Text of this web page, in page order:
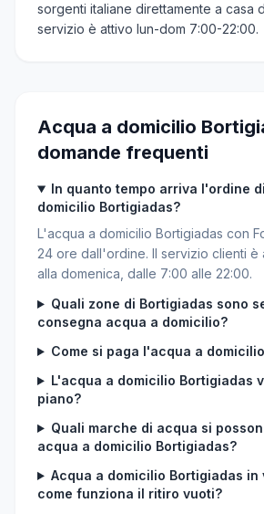
sorgenti italiane direttamente a casa
servizio è attivo lun-dom 7:00-22:00.
Acqua a domicilio
domande frequenti
In quanto tempo arriva l'ordine
domicilio Bortigiadas?
L'acqua a domicilio Bortigiadas con
24 ore dall'ordine. Il servizio clienti è
alla domenica, dalle 7:00 alle 22:00.
Quali zone di Bortigiadas sono
consegna acqua a domicilio?
Come si paga l'acqua a
L'acqua a domicilio Bortigiadas
piano?
Quali marche di acqua si
acqua a domicilio Bortigiadas?
Acqua a domicilio Bortigiadas in
come funziona il ritiro vuoti?